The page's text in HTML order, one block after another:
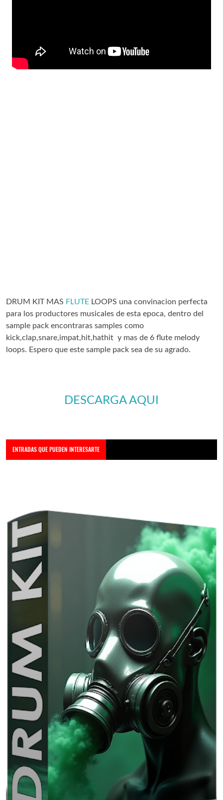
DRUM KIT MAS FLUTE LOOPS una convinacion perfecta
para los productores musicales de esta epoca, dentro del
sample pack encontraras samples como
kick,clap,snare,impat,hit,hathit y mas de 6 flute melody
loops. Espero que este sample pack sea de su agrado.
DESCARGA AQUI
ENTRADAS QUE PUEDEN INTERESARTE